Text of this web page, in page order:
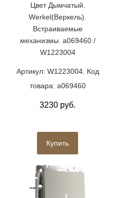
Цвет Дымчатый.
Werkel(Веркель).
Встраиваемые
механизмы. a069460 /
W1223004
Артикул: W1223004. Код
товара: a069460
3230 руб.
Купить